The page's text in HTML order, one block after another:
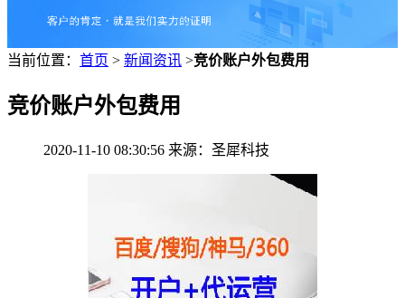
当前位置： 首页 > 新闻资讯 >竞价账户外包费用
竞价账户外包费用
2020-11-10 08:30:56 来源：圣犀科技